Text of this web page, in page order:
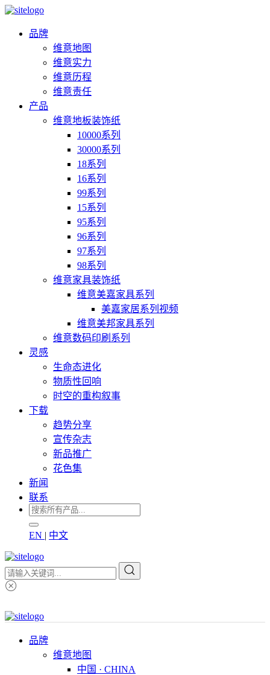
品牌
维意地图
维意实力
维意历程
维意责任
产品
维意地板装饰纸
10000系列
30000系列
18系列
16系列
99系列
15系列
95系列
96系列
97系列
98系列
维意家具装饰纸
维意美嘉家具系列
美嘉家居系列视频
维意美邦家具系列
维意数码印刷系列
灵感
生命态进化
物质性回响
时空的重构叙事
下载
趋势分享
宣传杂志
新品推广
花色集
新闻
联系
EN | 中文
品牌
维意地图
中国 · CHINA